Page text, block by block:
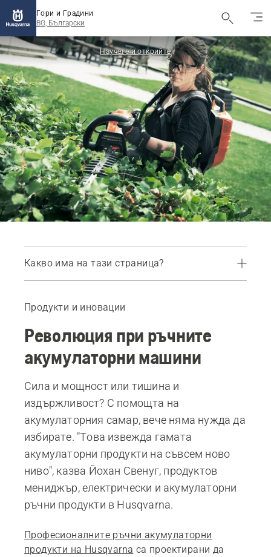
Гори и Градини
BG, Български
Научете и открийте
Какво има на тази страница?
Препоръчителни продукти
Продукти и иновации
Революция при ръчните
акумулаторни машини
Сила и мощност или тишина и
издържливост? С помощта на
акумулаторния самар, вече няма нужда да
избирате. "Това извежда гамата
акумулаторни продукти на съвсем ново
ниво", казва Йохан Свенуг, продуктов
мениджър, електрически и акумулаторни
ръчни продукти в Husqvarna.
Професионалните ръчни акумулаторни
продукти на Husqvarna са проектирани да